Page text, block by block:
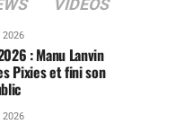
VIDEOS
: Manu Lanvin
Pixies et fini son